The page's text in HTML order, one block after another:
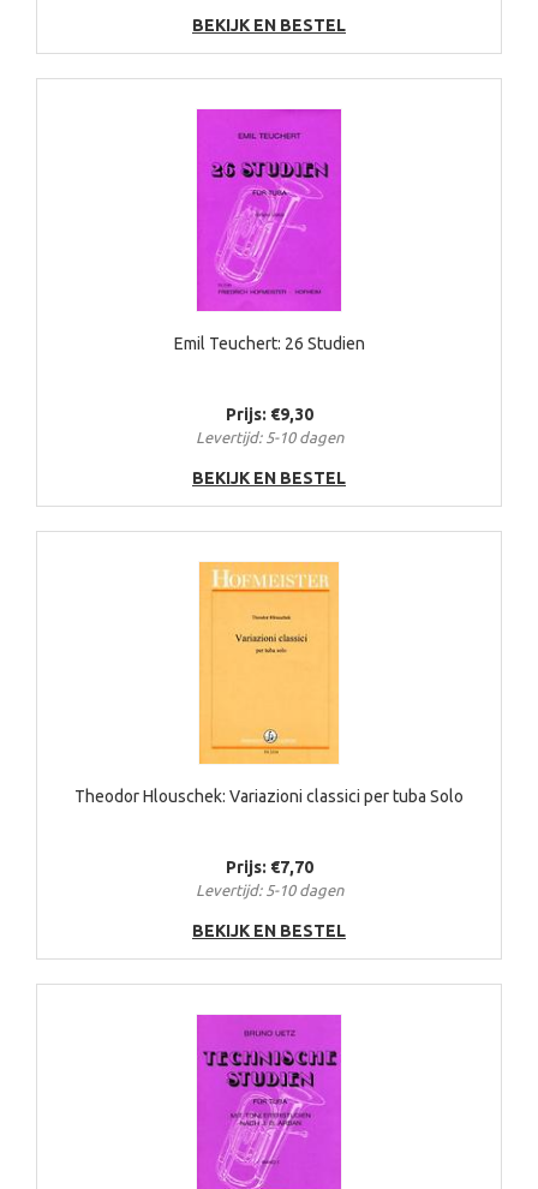
BEKIJK EN BESTEL
Emil Teuchert: 26 Studien
Prijs: €9,30
Levertijd: 5-10 dagen
BEKIJK EN BESTEL
Theodor Hlouschek: Variazioni classici per tuba Solo
Prijs: €7,70
Levertijd: 5-10 dagen
BEKIJK EN BESTEL